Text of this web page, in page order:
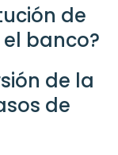
de
banco?
de la
de